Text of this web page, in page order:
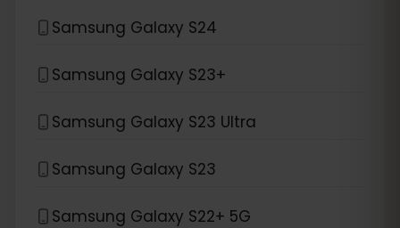
Samsung Galaxy S24
Samsung Galaxy S23+
Samsung Galaxy S23 Ultra
Samsung Galaxy S23
Samsung Galaxy S22+ 5G